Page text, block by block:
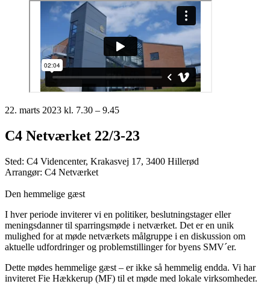
22. marts 2023 kl. 7.30 – 9.45
C4 Netværket 22/3-23
Sted: C4 Videncenter, Krakasvej 17, 3400 Hillerød
Arrangør: C4 Netværket
Den hemmelige gæst
I hver periode inviterer vi en politiker, beslutningstager eller
meningsdanner til sparringsmøde i netværket. Det er en unik
mulighed for at møde netværkets målgruppe i en diskussion om
aktuelle udfordringer og problemstillinger for byens SMV´er.
Dette mødes hemmelige gæst – er ikke så hemmelig endda. Vi har
inviteret Fie Hækkerup (MF) til et møde med lokale virksomheder.